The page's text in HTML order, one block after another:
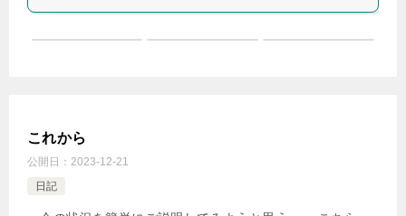
これから
公開日： 2023-12-21
日記